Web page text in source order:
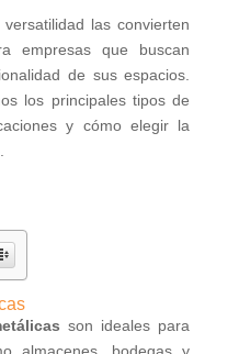
las convierten
empresas que buscan
de sus espacios.
los principales tipos de
y cómo elegir la
son ideales para